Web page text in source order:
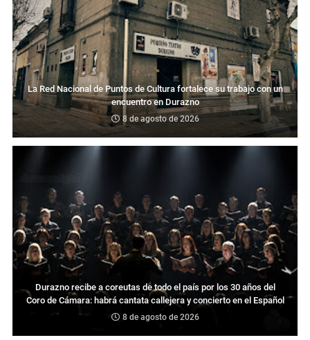
La Red Nacional de Puntos de Cultura fortalece su trabajo con un
encuentro en Durazno
8 de agosto de 2026
Durazno recibe a coreutas de todo el país por los 30 años del
Coro de Cámara: habrá cantata callejera y concierto en el Español
8 de agosto de 2026